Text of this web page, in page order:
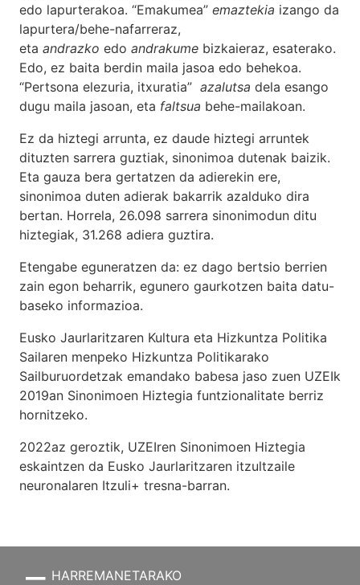
edo lapurterakoa. “Emakumea” emaztekia izango da
lapurtera/behe-nafarreraz,
eta andrazko edo andrakume bizkaieraz, esaterako.
Edo, ez baita berdin maila jasoa edo behekoa.
“Pertsona elezuria, itxuratia” azalutsa dela esango
dugu maila jasoan, eta faltsua behe-mailakoan.
Ez da hiztegi arrunta, ez daude hiztegi arruntek
dituzten sarrera guztiak, sinonimoa dutenak baizik.
Eta gauza bera gertatzen da adierekin ere,
sinonimoa duten adierak bakarrik azalduko dira
bertan. Horrela, 26.098 sarrera sinonimodun ditu
hiztegiak, 31.268 adiera guztira.
Etengabe eguneratzen da: ez dago bertsio berrien
zain egon beharrik, egunero gaurkotzen baita datu-
baseko informazioa.
Eusko Jaurlaritzaren Kultura eta Hizkuntza Politika
Sailaren menpeko Hizkuntza Politikarako
Sailburuordetzak emandako babesa jaso zuen UZEIk
2019an Sinonimoen Hiztegia funtzionalitate berriz
hornitzeko.
2022az geroztik, UZEIren Sinonimoen Hiztegia
eskaintzen da Eusko Jaurlaritzaren itzultzaile
neuronalaren Itzuli+ tresna-barran.
HARREMANETARAKO